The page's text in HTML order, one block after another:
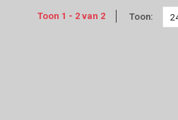
Toon 1 - 2 van 2 Toon: